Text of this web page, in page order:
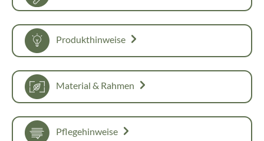
Produkthinweise
Material & Rahmen
Pflegehinweise